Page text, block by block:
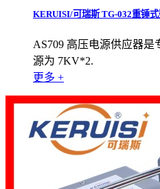
KERUISI/可瑞斯 TG-032重锤
AS709 高压电源供应器是
源为 7KV*2.
更多 +